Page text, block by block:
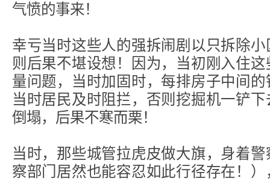
气愤的事来！
幸亏当时这些人的强拆闹剧以只拆除
则后果不堪设想！因为，当初刚入住
量问题，当时加固时，每排房子中间
当时居民及时阻拦，否则挖掘机一铲
倒塌，后果不寒而栗！
当时，那些城管拉虎皮做大旗，身着
察部门居然也能容忍如此行径存在！